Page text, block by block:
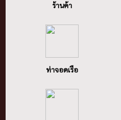
ร้านค้า
ท่าจอดเรือ